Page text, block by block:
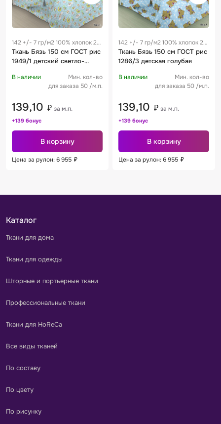
142 +/- 7 гр/м2 100% хлопок 28
см
Ткань Бязь 150 см ГОСТ рис
1949/1 детский светло-
В наличии
Мин. кол-во
для заказа 50 /м.п.
139,10 ₽ за м.п.
+139 бонус
В корзину
Цена за рулон: 6 955 ₽
142 +/- 7 гр/м2 100% хлопок 28
см
Ткань Бязь 150 см ГОСТ рис
1286/3 детская голубая
В наличии
Мин. кол-во
для заказа 50 /м.п.
139,10 ₽ за м.п.
+139 бонус
В корзину
Цена за рулон: 6 955 ₽
Каталог
Ткани для дома
Ткани для одежды
Шторные и портьерные ткани
Профессиональные ткани
Ткани для HoReCa
Все виды тканей
По составу
По цвету
По рисунку